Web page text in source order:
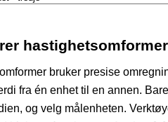
bruker presise
fra én enhet til en annen.
og velg målenheten.